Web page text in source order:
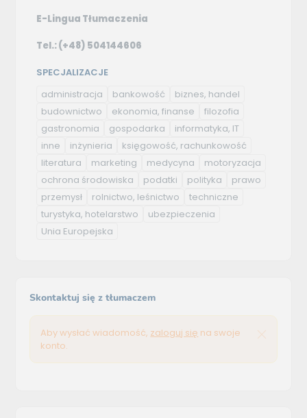
E-Lingua Tłumaczenia
Tel.: (+48) 504144606
SPECJALIZACJE
administracja
bankowość
biznes, handel
budownictwo
ekonomia, finanse
filozofia
gastronomia
gospodarka
informatyka, IT
inne
inżynieria
księgowość, rachunkowość
literatura
marketing medycyna
motoryzacja
ochrona środowiska
podatki polityka
prawo
przemysł
rolnictwo, leśnictwo
techniczne
turystyka, hotelarstwo
ubezpieczenia
Unia Europejska
Skontaktuj się z tłumaczem
Aby wysłać wiadomość, zaloguj się na swoje
konto.